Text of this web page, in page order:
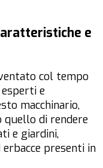
e
col tempo
e
macchinario,
quello di rendere
e giardini,
presenti in